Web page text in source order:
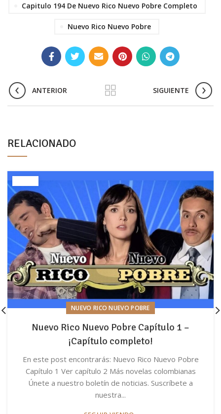
Capitulo 194 De Nuevo Rico Nuevo Pobre Completo
Nuevo Rico Nuevo Pobre
ANTERIOR SIGUIENTE
RELACIONADO
NUEVO RICO NUEVO POBRE
Nuevo Rico Nuevo Pobre Capítulo 1 –
¡Capítulo completo!
En este post encontrarás: Nuevo Rico Nuevo Pobre
Capítulo 1 Ver capítulo 2 Más novelas colombianas
Únete a nuestro boletín de noticias. Suscríbete a
nuestra...